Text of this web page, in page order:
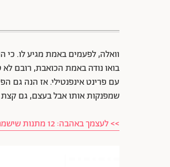
וואלה, לפעמים באמת מגיע לו.
בואו נודה באמת הכואבת, רובם
עם פרינט אינפנטילי. אז הנה גם
שמפנקות אותו אבל בעצם, גם קצת
>> לעצמך באהבה: 12 מתנות שישמחו אותך בוולנטיינס דיי